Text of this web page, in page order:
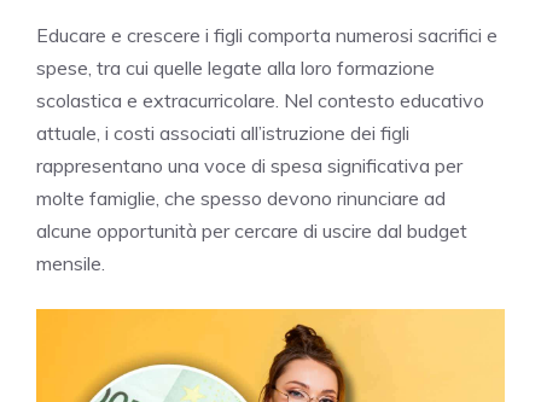
Educare e crescere i figli comporta numerosi sacrifici e
spese, tra cui quelle legate alla loro formazione
scolastica e extracurricolare. Nel contesto educativo
attuale, i costi associati all’istruzione dei figli
rappresentano una voce di spesa significativa per
molte famiglie, che spesso devono rinunciare ad
alcune opportunità per cercare di uscire dal budget
mensile.